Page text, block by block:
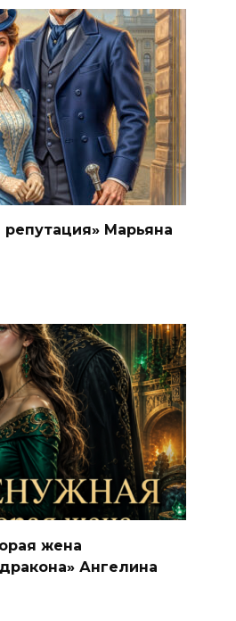
репутация» Марьяна
жена
Ангелина